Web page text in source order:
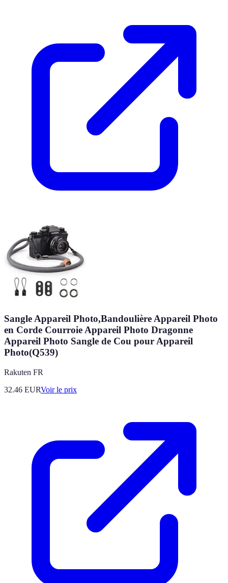
Sangle Appareil Photo,Bandoulière Appareil Photo
en Corde Courroie Appareil Photo Dragonne
Appareil Photo Sangle de Cou pour Appareil
Photo(Q539)
Rakuten FR
32.46 EURVoir le prix